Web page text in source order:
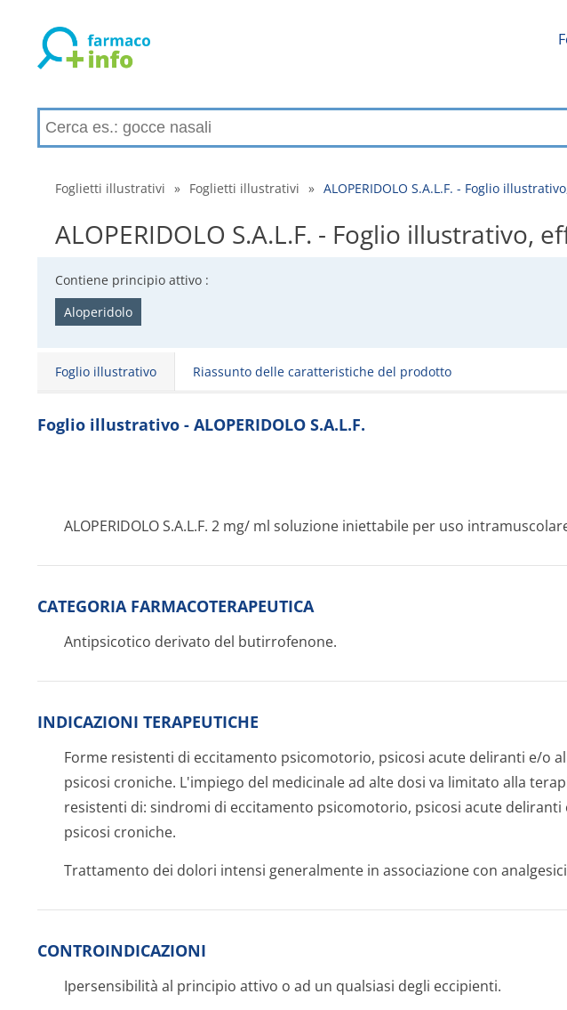
Foglietti illustrativi » Foglietti illustrativi » ALOPERIDOLO S.A.L.F. - Foglio
ALOPERIDOLO S.A.L.F. - Foglio illustrativo,
Contiene principio attivo :
Aloperidolo
Foglio illustrativo Riassunto delle caratteristiche del prodotto
Foglio illustrativo - ALOPERIDOLO S.A.L.F.
ALOPERIDOLO S.A.L.F. 2 mg/ ml soluzione iniettabile per uso
CATEGORIA FARMACOTERAPEUTICA
Antipsicotico derivato del butirrofenone.
INDICAZIONI TERAPEUTICHE
Forme resistenti di eccitamento psicomotorio, psicosi acute deliranti e/o
psicosi croniche. L'impiego del medicinale ad alte dosi va limitato alla
resistenti di: sindromi di eccitamento psicomotorio, psicosi acute deliranti
psicosi croniche.
Trattamento dei dolori intensi generalmente in associazione con
CONTROINDICAZIONI
Ipersensibilità al principio attivo o ad un qualsiasi degli eccipienti.